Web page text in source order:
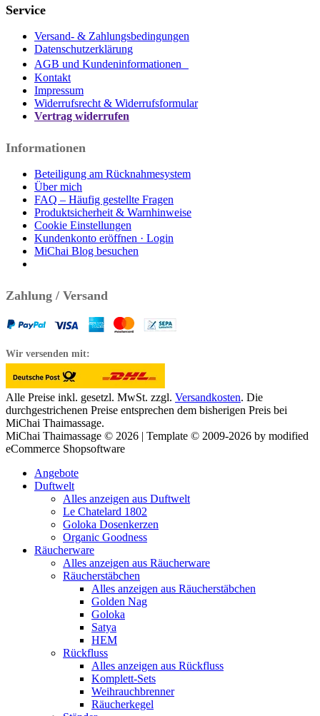
Service
Versand- & Zahlungsbedingungen
Datenschutzerklärung
AGB und Kundeninformationen
Kontakt
Impressum
Widerrufsrecht & Widerrufsformular
Vertrag widerrufen
Informationen
Beteiligung am Rücknahmesystem
Über mich
FAQ – Häufig gestellte Fragen
Produktsicherheit & Warnhinweise
Cookie Einstellungen
Kundenkonto eröffnen · Login
MiChai Blog besuchen
Zahlung / Versand
Wir versenden mit:
Alle Preise inkl. gesetzl. MwSt. zzgl. Versandkosten. Die
durchgestrichenen Preise entsprechen dem bisherigen Preis bei
MiChai Thaimassage.
MiChai Thaimassage © 2026 | Template © 2009-2026 by modified
eCommerce Shopsoftware
Angebote
Duftwelt
Alles anzeigen aus Duftwelt
Le Chatelard 1802
Goloka Dosenkerzen
Organic Goodness
Räucherware
Alles anzeigen aus Räucherware
Räucherstäbchen
Alles anzeigen aus Räucherstäbchen
Golden Nag
Goloka
Satya
HEM
Rückfluss
Alles anzeigen aus Rückfluss
Komplett-Sets
Weihrauchbrenner
Räucherkegel